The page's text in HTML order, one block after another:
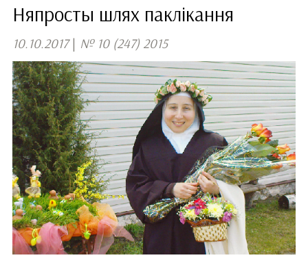
Няпросты шлях паклікання
10.10.2017 | № 10 (247) 2015